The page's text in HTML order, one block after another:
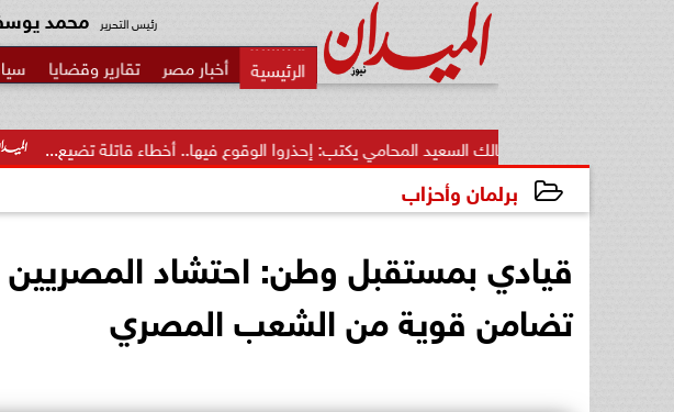
رئيس التحرير محمد
أخبار مصر تقارير وقضايا
دكتورة فاتن مالك السعيد المحامي يكتب: إحذروا الوقوع فيها.. أخطاء قاتلة تضيع...
برلمان وأحزاب
قيادي بمستقبل وطن: احتشاد المصريين
تضامن قوية من الشعب المصري